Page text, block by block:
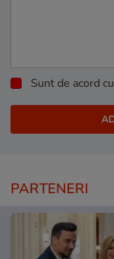
Sunt de acord cu
PARTENERI